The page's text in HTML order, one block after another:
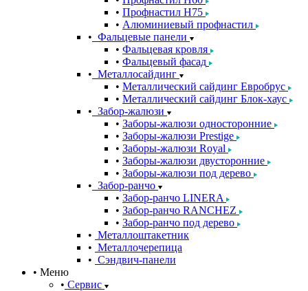
Профнастил Н75
Алюминиевый профнастил
Фальцевые панели
Фальцевая кровля
Фальцевый фасад
Металлосайдинг
Металлический сайдинг Евробрус
Металлический сайдинг Блок-хаус
Забор-жалюзи
Заборы-жалюзи односторонние
Заборы-жалюзи Prestige
Заборы-жалюзи Royal
Заборы-жалюзи двусторонние
Заборы-жалюзи под дерево
Забор-ранчо
Забор-ранчо LINERA
Забор-ранчо RANCHEZ
Забор-ранчо под дерево
Металлоштакетник
Металлочерепица
Сэндвич-панели
Меню
Сервис